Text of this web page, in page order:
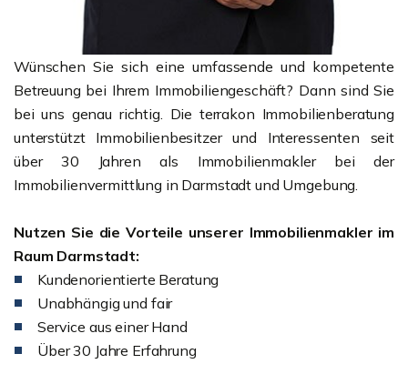
Wünschen Sie sich eine umfassende und kompetente
Betreuung bei Ihrem Immobiliengeschäft? Dann sind Sie
bei uns genau richtig. Die terrakon Immobilienberatung
unterstützt Immobilienbesitzer und Interessenten seit
über 30 Jahren als Immobilienmakler bei der
Immobilienvermittlung in Darmstadt und Umgebung.
Nutzen Sie die Vorteile unserer Immobilienmakler im
Raum Darmstadt:
Kundenorientierte Beratung
Unabhängig und fair
Service aus einer Hand
Über 30 Jahre Erfahrung